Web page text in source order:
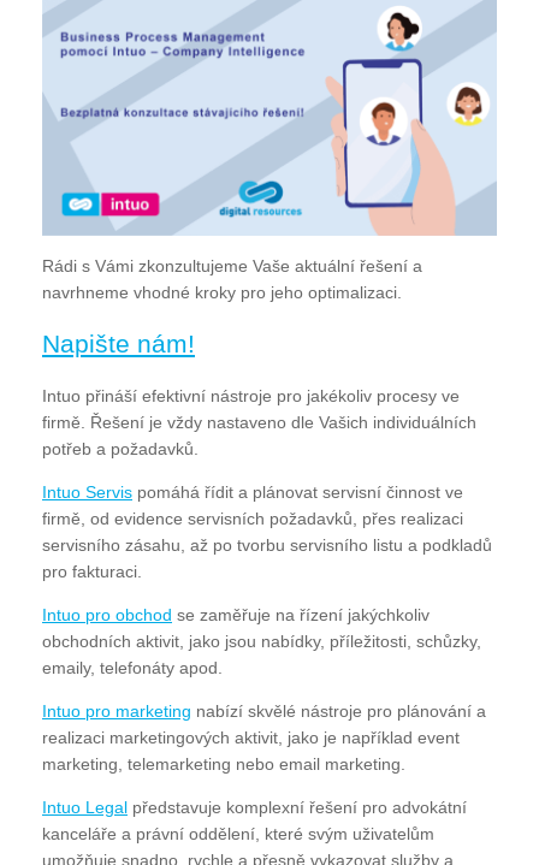
Rádi s Vámi zkonzultujeme Vaše aktuální řešení a
navrhneme vhodné kroky pro jeho optimalizaci.
Napište nám!
Intuo přináší efektivní nástroje pro jakékoliv procesy ve
firmě. Řešení je vždy nastaveno dle Vašich individuálních
potřeb a požadavků.
Intuo Servis pomáhá řídit a plánovat servisní činnost ve
firmě, od evidence servisních požadavků, přes realizaci
servisního zásahu, až po tvorbu servisního listu a podkladů
pro fakturaci.
Intuo pro obchod se zaměřuje na řízení jakýchkoliv
obchodních aktivit, jako jsou nabídky, příležitosti, schůzky,
emaily, telefonáty apod.
Intuo pro marketing nabízí skvělé nástroje pro plánování a
realizaci marketingových aktivit, jako je například event
marketing, telemarketing nebo email marketing.
Intuo Legal představuje komplexní řešení pro advokátní
kanceláře a právní oddělení, které svým uživatelům
umožňuje snadno, rychle a přesně vykazovat služby a